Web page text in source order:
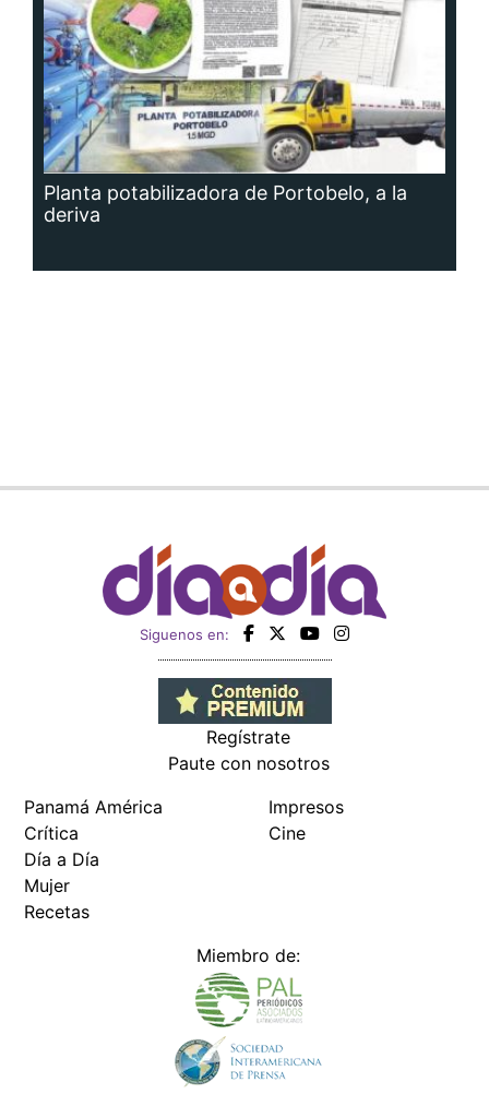
Planta potabilizadora de Portobelo, a la
deriva
Siguenos en:
Regístrate
Paute con nosotros
Panamá América
Crítica
Día a Día
Mujer
Recetas
Impresos
Cine
Miembro de: